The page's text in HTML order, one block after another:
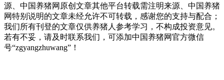
源、中国养猪网原创文章其他平台转载需注明来源、中国养猪
网特别说明的文章未经允许不可转载，感谢您的支持与配合；
我们所有刊登的文章仅供养猪人参考学习，不构成投资意见。
若有不妥，请及时联系我们，可添加中国养猪网官方微信
号“zgyangzhuwang”！